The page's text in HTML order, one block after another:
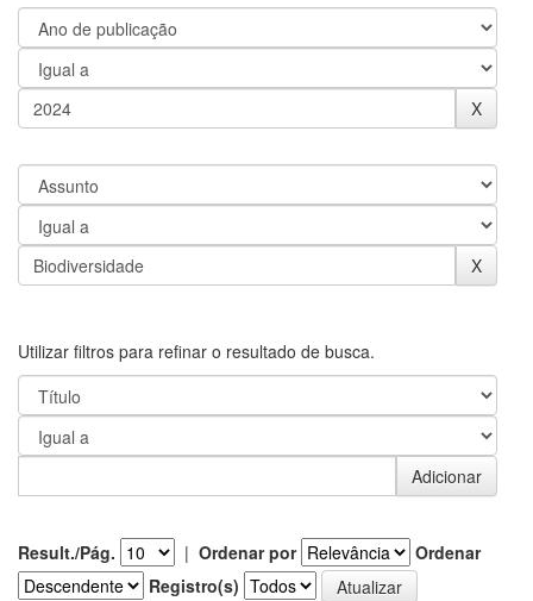
Utilizar filtros para refinar o resultado de busca.
Result./Pág. | Ordenar por
Ordenar
Registro(s)